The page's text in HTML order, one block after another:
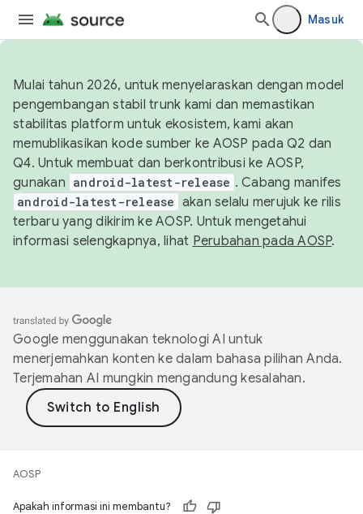
Masuk
Mulai tahun 2026, untuk menyelaraskan dengan model
pengembangan stabil trunk kami dan memastikan
stabilitas platform untuk ekosistem, kami akan
memublikasikan kode sumber ke AOSP pada Q2 dan
Q4. Untuk membuat dan berkontribusi ke AOSP,
gunakan android-latest-release . Cabang manifes
android-latest-release akan selalu merujuk ke rilis
terbaru yang dikirim ke AOSP. Untuk mengetahui
informasi selengkapnya, lihat Perubahan pada AOSP.
Google menggunakan teknologi AI untuk
menerjemahkan konten ke dalam bahasa pilihan Anda.
Terjemahan AI mungkin mengandung kesalahan.
AOSP
Apakah informasi ini membantu?